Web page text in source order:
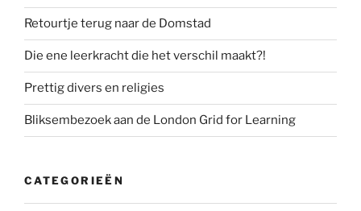
Retourtje terug naar de Domstad
Die ene leerkracht die het verschil maakt?!
Prettig divers en religies
Bliksembezoek aan de London Grid for Learning
CATEGORIEËN